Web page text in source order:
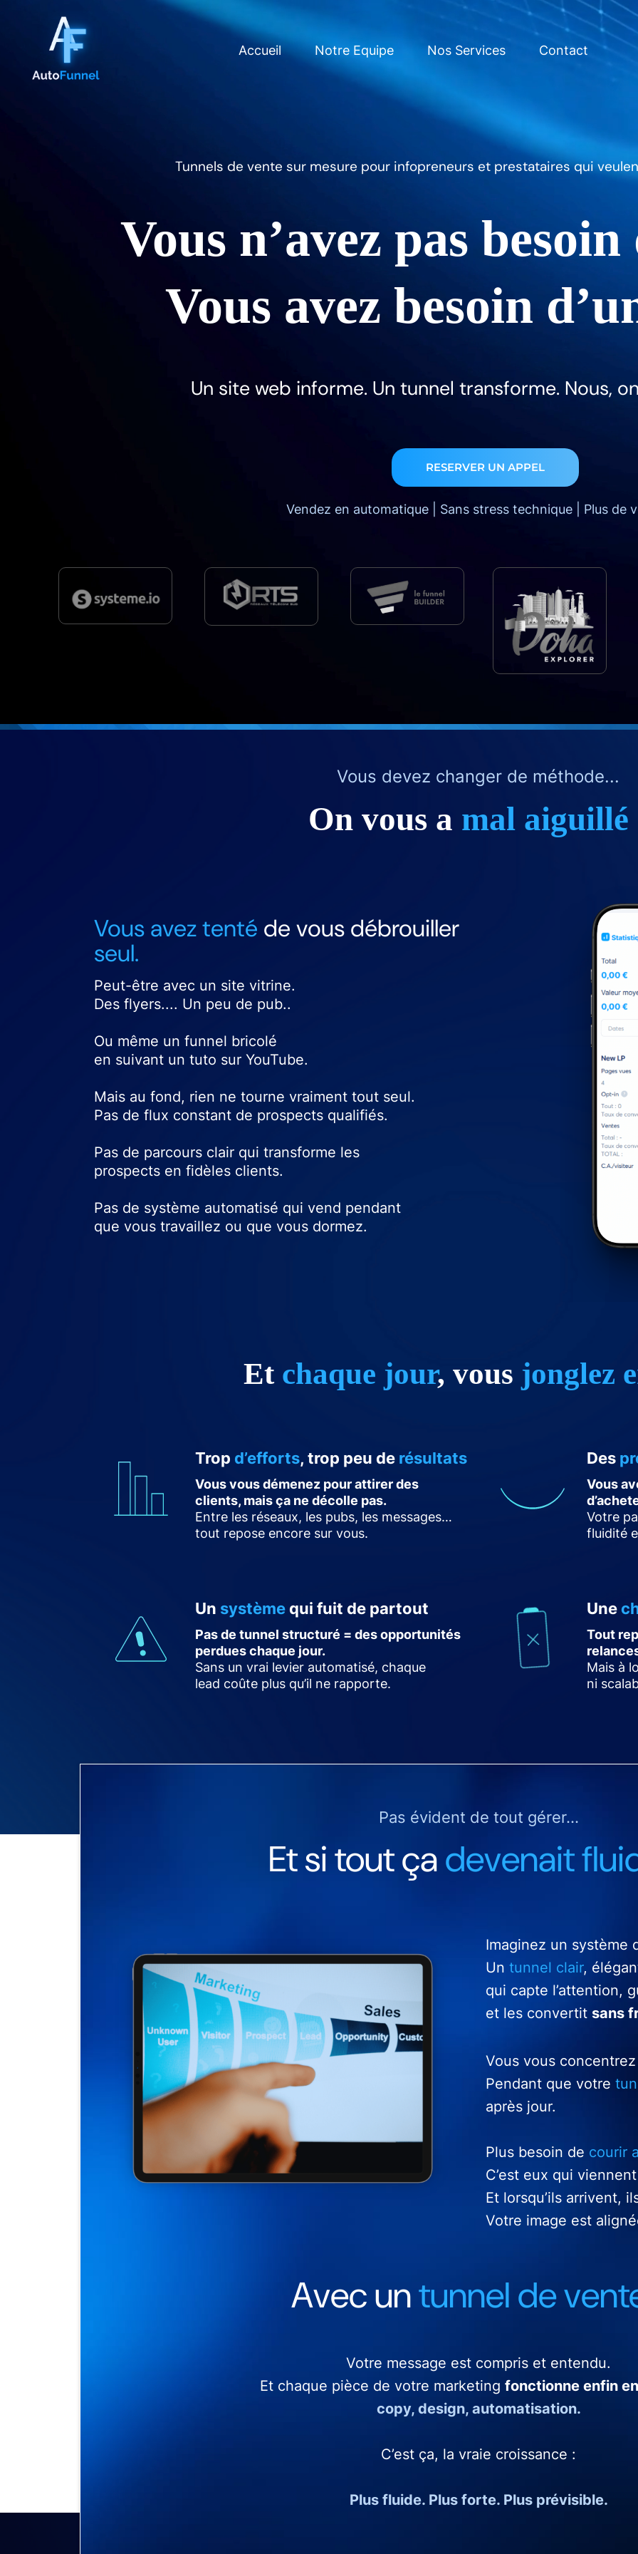
Accueil Notre Equipe Nos Services Contact
Tunnels de vente sur mesure pour infopreneurs et prestataires qui
Vous n’avez pas
Vous avez besoin
Un site web informe. Un tunnel transforme. Nous,
RESERVER UN APPEL
Vendez en automatique | Sans stress technique | Plus de
Vous devez changer de méthode...
On vous a mal aiguillé
Vous avez tenté de vous débrouiller
seul.
Peut-être avec un site vitrine.
Des flyers.... Un peu de pub..
Ou même un funnel bricolé
en suivant un tuto sur YouTube.
Mais au fond, rien ne tourne vraiment tout seul.
Pas de flux constant de prospects qualifiés.
Pas de parcours clair qui transforme les
prospects en fidèles clients.
Pas de système automatisé qui vend pendant
que vous travaillez ou que vous dormez.
Et chaque jour, vous jonglez
Trop d’efforts, trop peu de résultats
Vous vous démenez pour attirer des
clients, mais ça ne décolle pas.
Entre les réseaux, les pubs, les messages…
tout repose encore sur vous.
Un système qui fuit de partout
Pas de tunnel structuré = des opportunités
perdues chaque jour.
Sans un vrai levier automatisé, chaque
lead coûte plus qu’il ne rapporte.
Des
Vous
Votre
fluidité
Une
Tout
Mais à
ni
Pas évident de tout gérer...
Et si tout çadevenait
Imaginez un système
Un tunnel clair,
qui capte l’attention,
et les convertit sans
Vous vous
Pendant que votre
après jour.
Plus besoin de courir
C’est eux qui
Et lorsqu’ils arrivent,
Votre image est
Avec untunnel de
Votre message est compris et entendu.
Et chaque pièce de votre marketing fonctionne enfin
copy, design, automatisation.
C’est ça, la vraie croissance :
Plus fluide. Plus forte. Plus prévisible.